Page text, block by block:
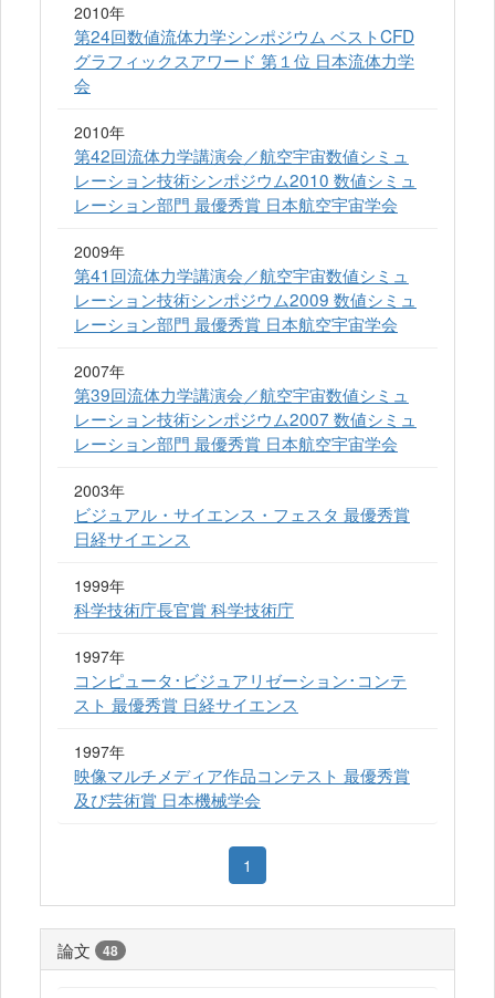
2010年
第24回数値流体力学シンポジウム ベストCFD
グラフィックスアワード 第１位 日本流体力学
会
2010年
第42回流体力学講演会／航空宇宙数値シミュ
レーション技術シンポジウム2010 数値シミュ
レーション部門 最優秀賞 日本航空宇宙学会
2009年
第41回流体力学講演会／航空宇宙数値シミュ
レーション技術シンポジウム2009 数値シミュ
レーション部門 最優秀賞 日本航空宇宙学会
2007年
第39回流体力学講演会／航空宇宙数値シミュ
レーション技術シンポジウム2007 数値シミュ
レーション部門 最優秀賞 日本航空宇宙学会
2003年
ビジュアル・サイエンス・フェスタ 最優秀賞
日経サイエンス
1999年
科学技術庁長官賞 科学技術庁
1997年
コンピュータ･ビジュアリゼーション･コンテ
スト 最優秀賞 日経サイエンス
1997年
映像マルチメディア作品コンテスト 最優秀賞
及び芸術賞 日本機械学会
1
論文 48